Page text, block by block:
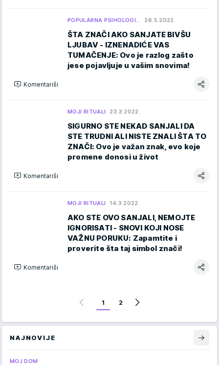
POPULARNA PSIHOLOGI… 26.5.2022.
ŠTA ZNAČI AKO SANJATE BIVŠU
LJUBAV - IZNENADIĆE VAS
TUMAČENJE: Ovo je razlog zašto
jese pojavljuje u vašim snovima!
Komentariši
MOJI RITUALI 23.3.2022.
SIGURNO STE NEKAD SANJALI DA
STE TRUDNI ALI NISTE ZNALI ŠTA TO
ZNAČI: Ovo je važan znak, evo koje
promene donosi u život
Komentariši
MOJI RITUALI 14.3.2022.
AKO STE OVO SANJALI, NEMOJTE
IGNORISATI - SNOVI KOJI NOSE
VAŽNU PORUKU: Zapamtite i
proverite šta taj simbol znači!
Komentariši
1 2
NAJNOVIJE
MOJ DOM